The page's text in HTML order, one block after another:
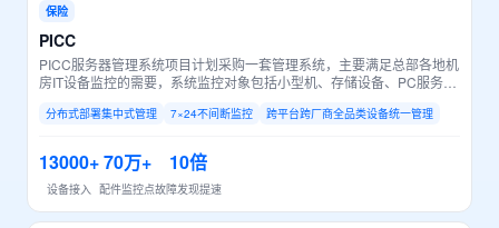
保险
PICC
PICC服务器管理系统项目计划采购一套管理系统，主要满足总部各地机
房IT设备监控的需要，系统监控对象包括小型机、存储设备、PC服务
运维管理的设备数量多超过了13000台，品牌型号众多（包括IBM、
分布式部署集中式管理 7×24不间断监控 跨平台跨厂商全品类设备统一管理
13000+
设备接入
70万+
配件监控点
10倍
故障发现提速